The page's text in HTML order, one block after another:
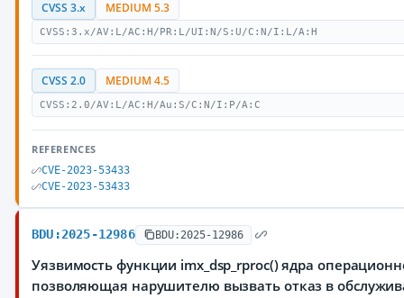
CVSS 3.x MEDIUM 5.3
CVSS:3.x/AV:L/AC:H/PR:L/UI:N/S:U/C:N/I:L/A:H
CVSS 2.0 MEDIUM 4.5
CVSS:2.0/AV:L/AC:H/Au:S/C:N/I:P/A:C
REFERENCES
CVE-2023-53433
CVE-2023-53433
BDU:2025-12986 BDU:2025-12986
Уязвимость функции imx_dsp_rproc() ядра
позволяющая нарушителю вызвать отказ в